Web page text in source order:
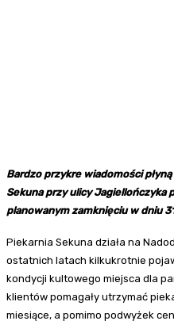
Bardzo przykre wiadomości
Sekuna przy ulicy Jagiellończyka
planowanym zamknięciu w dniu
Piekarnia Sekuna działa na
ostatnich latach kilkukrotnie
kondycji kultowego miejsca dla
klientów pomagały utrzymać
miesiące, a pomimo podwyżek